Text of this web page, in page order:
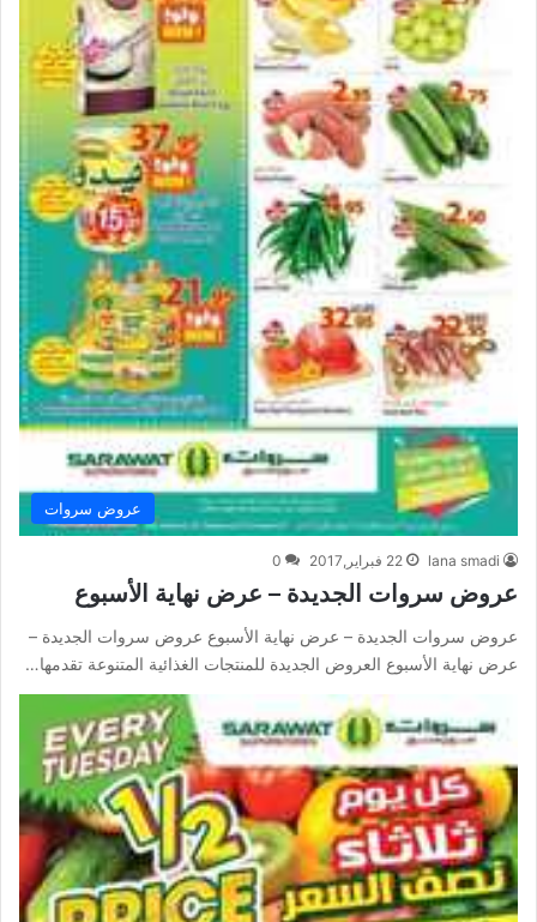
عروض سروات
lana smadi 22 فبراير,2017 0
عروض سروات الجديدة – عرض نهاية الأسبوع
عروض سروات الجديدة – عرض نهاية الأسبوع عروض سروات الجديدة –
عرض نهاية الأسبوع العروض الجديدة للمنتجات الغذائية المتنوعة تقدمها…